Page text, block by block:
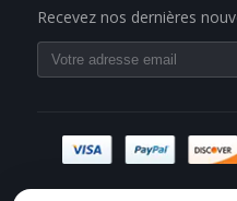
Recevez nos dernières